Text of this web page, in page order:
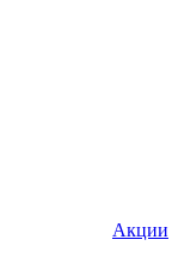
Акции